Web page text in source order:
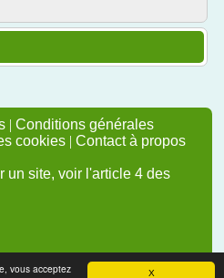
X
vous acceptez
| Conditions générales
cookies | Contact à propos
un site, voir l'article 4 des